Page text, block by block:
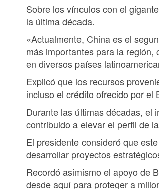
Sobre los vínculos con el
la última década.
«Actualmente, China es el
más importantes para la
en diversos países
Explicó que los recursos
incluso el crédito ofrecido por el
Durante las últimas décadas, el
contribuido a elevar el perfil de
El presidente consideró que
desarrollar proyectos
Recordó asimismo el apoyo de
desde aquí para proteger a